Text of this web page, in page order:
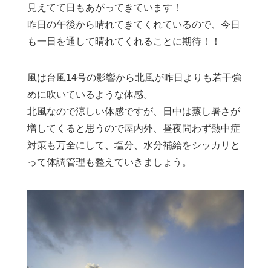
見えてて日もあがってきています！
昨日の午後から晴れてきてくれているので、今日
も一日を通して晴れてくれることに期待！！
風は台風14号の影響から北風が昨日よりも若干強
めに吹いているような体感。
北風なので涼しい体感ですが、日中は蒸し暑さが
増してくると思うので屋内外、昼夜問わず熱中症
対策も万全にして、塩分、水分補給をシッカリと
って体調管理も整えていきましょう。